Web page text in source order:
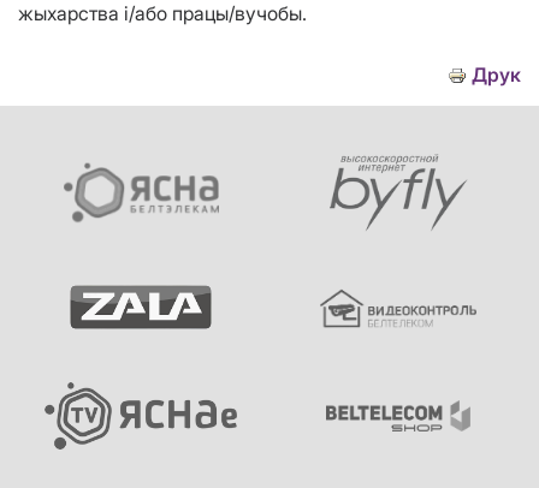
жыхарства і/або працы/вучобы.
Друк